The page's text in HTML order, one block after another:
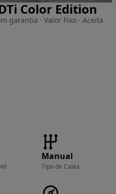
Color Edition
garantia · Valor Fixo · Aceita
Manual
Tipo de Caixa